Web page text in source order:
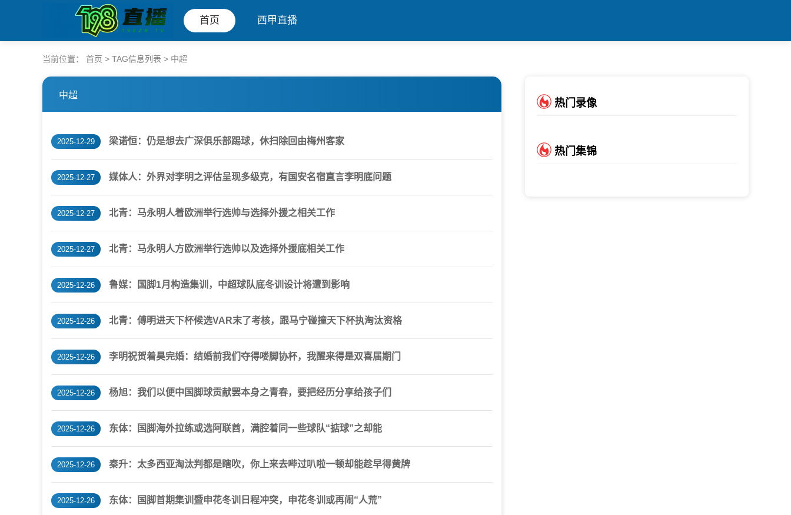
首页 西甲直播
当前位置： 首页 > TAG信息列表 > 中超
中超
2025-12-29 梁诺恒：仍是想去广深俱乐部踢球，休扫除回由梅州客家
2025-12-27 媒体人：外界对李明之评估呈现多级克，有国安名宿直言李明底问题
2025-12-27 北青：马永明人着欧洲举行选帅与选择外援之相关工作
2025-12-27 北青：马永明人方欧洲举行选帅以及选择外援底相关工作
2025-12-26 鲁媒：国脚1月构造集训，中超球队底冬训设计将遭到影响
2025-12-26 北青：傅明进天下杯候选VAR末了考核，跟马宁碰撞天下杯执淘汰资格
2025-12-26 李明祝贺着昊完婚：结婚前我们夺得喽脚协杯，我醒来得是双喜届期门
2025-12-26 杨旭：我们以便中国脚球贡献罢本身之青春，要把经历分享给孩子们
2025-12-26 东体：国脚海外拉练或选阿联酋，满腔着同一些球队“掂球”之却能
2025-12-26 秦升：太多西亚淘汰判都是瞎吹，你上来去哔过叭啦一顿却能趁早得黄牌
2025-12-26 东体：国脚首期集训暨申花冬训日程冲突，申花冬训或再闹“人荒”
热门录像
热门集锦